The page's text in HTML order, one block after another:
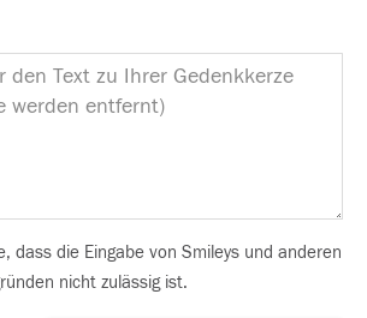
dass die Eingabe von Smileys und anderen
nicht zulässig ist.